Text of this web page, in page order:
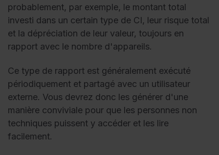
probablement, par exemple, le montant total
investi dans un certain type de CI, leur risque total
et la dépréciation de leur valeur, toujours en
rapport avec le nombre d'appareils.
Ce type de rapport est généralement exécuté
périodiquement et partagé avec un utilisateur
externe. Vous devrez donc les générer d'une
manière conviviale pour que les personnes non
techniques puissent y accéder et les lire
facilement.